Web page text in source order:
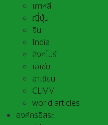
เกาหลี
ญี่ปุ่น
จีน
India
สิงคโปร์
เอเชีย
อาเชี่ยน
CLMV
world articles
องค์กรอิสระ